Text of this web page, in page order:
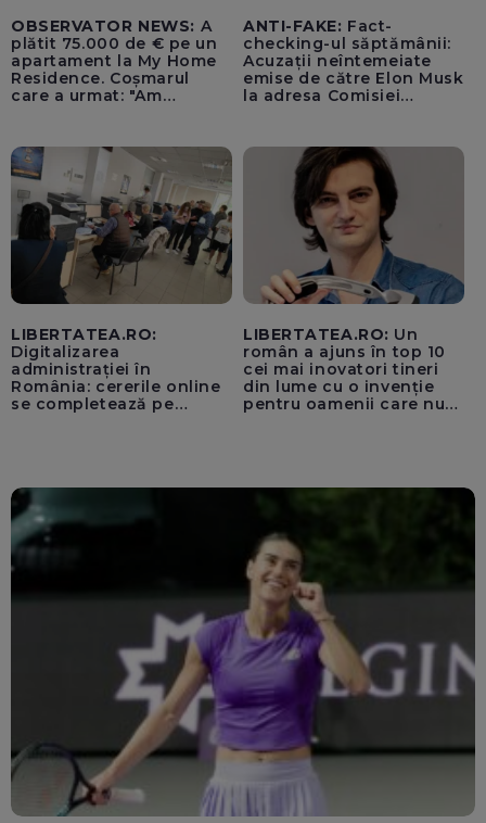
OBSERVATOR NEWS: A
plătit 75.000 de € pe un
apartament la My Home
Residence. Coșmarul
care a urmat: "Am
ANTI-FAKE: Fact-
checking-ul săptămânii:
Acuzații neîntemeiate
emise de către Elon Musk
la adresa Comisiei
pentru instaurarea
„cenzurii” pe platforma X
LIBERTATEA.RO:
Digitalizarea
administrației în
România: cererile online
se completează pe
LIBERTATEA.RO: Un
român a ajuns în top 10
cei mai inovatori tineri
din lume cu o invenție
pentru oamenii care nu